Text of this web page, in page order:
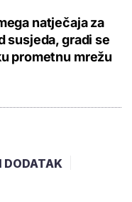
natječaja za
susjeda, gradi se
prometnu mrežu
DODATAK